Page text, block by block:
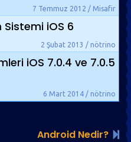
7 Temmuz 2012 / Misafir
iOS 6
2 Şubat 2013 / nötrino
iOS 7.0.4 ve 7.0.5
6 Mart 2014 / nötrino
Android Nedir?